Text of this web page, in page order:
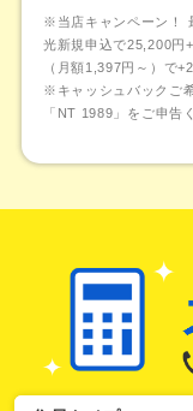
※当店キャンペーン！
光新規申込で25,200円
（月額1,397円～）で
※キャッシュバックご
「NT 1989」をご申告